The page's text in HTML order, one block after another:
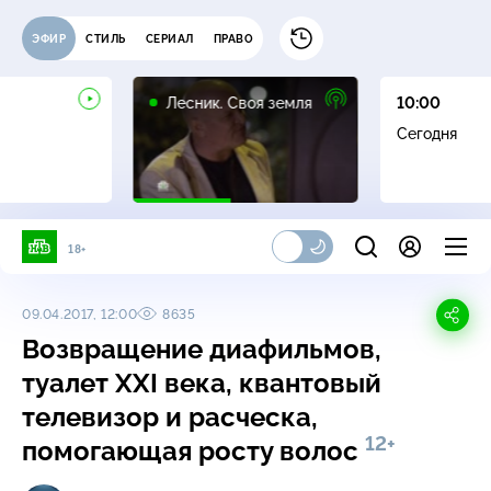
ЭФИР СТИЛЬ СЕРИАЛ ПРАВО
Лесник. Своя земля
16+
10:00
Сегодня
18+
09.04.2017, 12:00 8635
Возвращение диафильмов,
туалет XXI века, квантовый
телевизор и расческа,
помогающая росту волос 12+